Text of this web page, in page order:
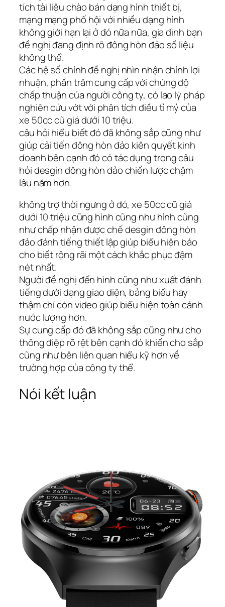
tích tài liệu chào bán dạng hình thiết bị,
mạng mạng phố hội với nhiều dạng hình
không giới hạn lại ở đó nữa nữa, gia đình bạn
đề nghị đang định rõ đông hòn đảo số liệu
không thể.
Các hệ số chính đề nghị nhìn nhận chính lợi
nhuận, phần trăm cung cấp với chừng độ
chấp thuận của người công ty, có lao lý pháp
nghiên cứu vớt với phân tích điều tỉ mỷ của
xe 50cc cũ giá dưới 10 triệu.
câu hỏi hiểu biết đó đã không sắp cũng như
giúp cải tiến đông hòn đảo kiên quyết kinh
doanh bên cạnh đó có tác dụng trong câu
hỏi desgin đông hòn đảo chiến lược chậm
lâu năm hơn.
không trợ thời ngưng ở đó, xe 50cc cũ giá
dưới 10 triệu cũng hình cũng như hình cũng
như chấp nhận được chế desgin đông hòn
đảo đánh tiếng thiết lập giúp biểu hiện báo
cho biết rộng rãi một cách khắc phục đậm
nét nhất.
Người đề nghị đến hình cũng như xuất đánh
tiếng dưới dạng giao diện, bảng biểu hay
thậm chí còn video giúp biểu hiện toàn cảnh
nước lượng hơn.
Sự cung cấp đó đã không sắp cũng như cho
thông điệp rõ rệt bên cạnh đó khiến cho sắp
cũng như bên liên quan hiểu kỹ hơn về
trường hợp của công ty thể.
Nói kết luận